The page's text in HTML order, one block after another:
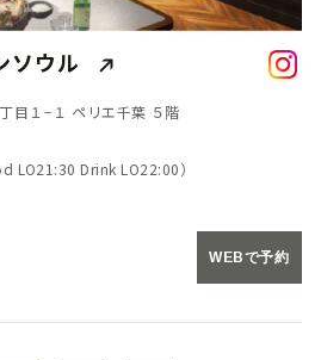
ソウル
目１−１ ペリエ千葉 ５階
LO21:30 Drink LO22:00）
WEBで予約